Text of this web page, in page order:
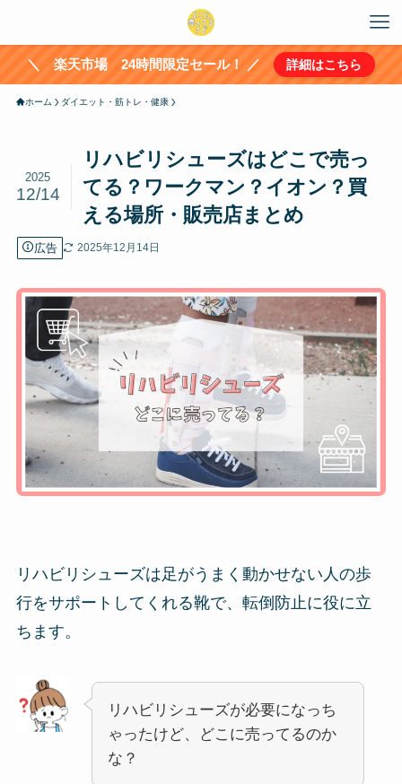
＼ 楽天市場 24時間限定セール！ ／ 詳細はこちら
ホーム ダイエット・筋トレ・健康
リハビリシューズはどこで売っ
てる？ワークマン？イオン？買
える場所・販売店まとめ
2025
12/14
広告 2025年12月14日
リハビリシューズは足がうまく動かせない人の歩
行をサポートしてくれる靴で、転倒防止に役に立
ちます。
リハビリシューズが必要になっち
ゃったけど、どこに売ってるのか
な？